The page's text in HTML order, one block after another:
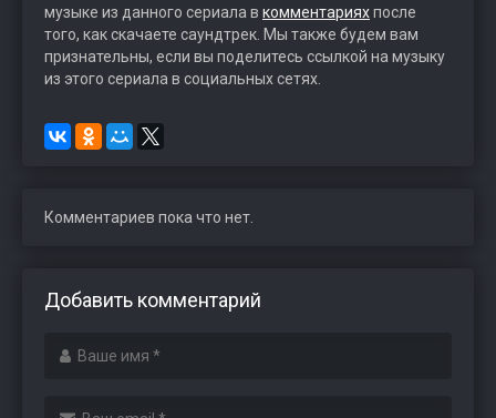
музыке из данного сериала в комментарияхпосле
того, как скачаете саундтрек. Мы также будем вам
признательны, если вы поделитесь ссылкой на музыку
из этого сериала в социальных сетях.
Комментариев пока что нет.
Добавить комментарий